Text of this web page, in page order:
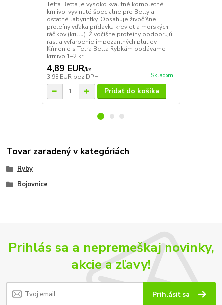
Tetra Betta je vysoko kvalitné kompletné
krmivo, vyvinuté špeciálne pre Betty a
ostatné labyrintky. Obsahuje živočíšne
proteíny vďaka prídavku kreviet a morských
ráčikov (krillu). Živočíšne proteíny podporujú
rast a vyfarbenie impozantných plutiev.
Kŕmenie s Tetra Betta Rybkám podávame
krmivo 1–2 kr...
4,89 EUR/ks
3,98 EUR bez DPH Skladom
Pridať do košíka
Tovar zaradený v kategóriách
Ryby
Bojovnice
Prihlás sa a nepremeškaj novinky,
akcie a zľavy!
Prihlásiť sa